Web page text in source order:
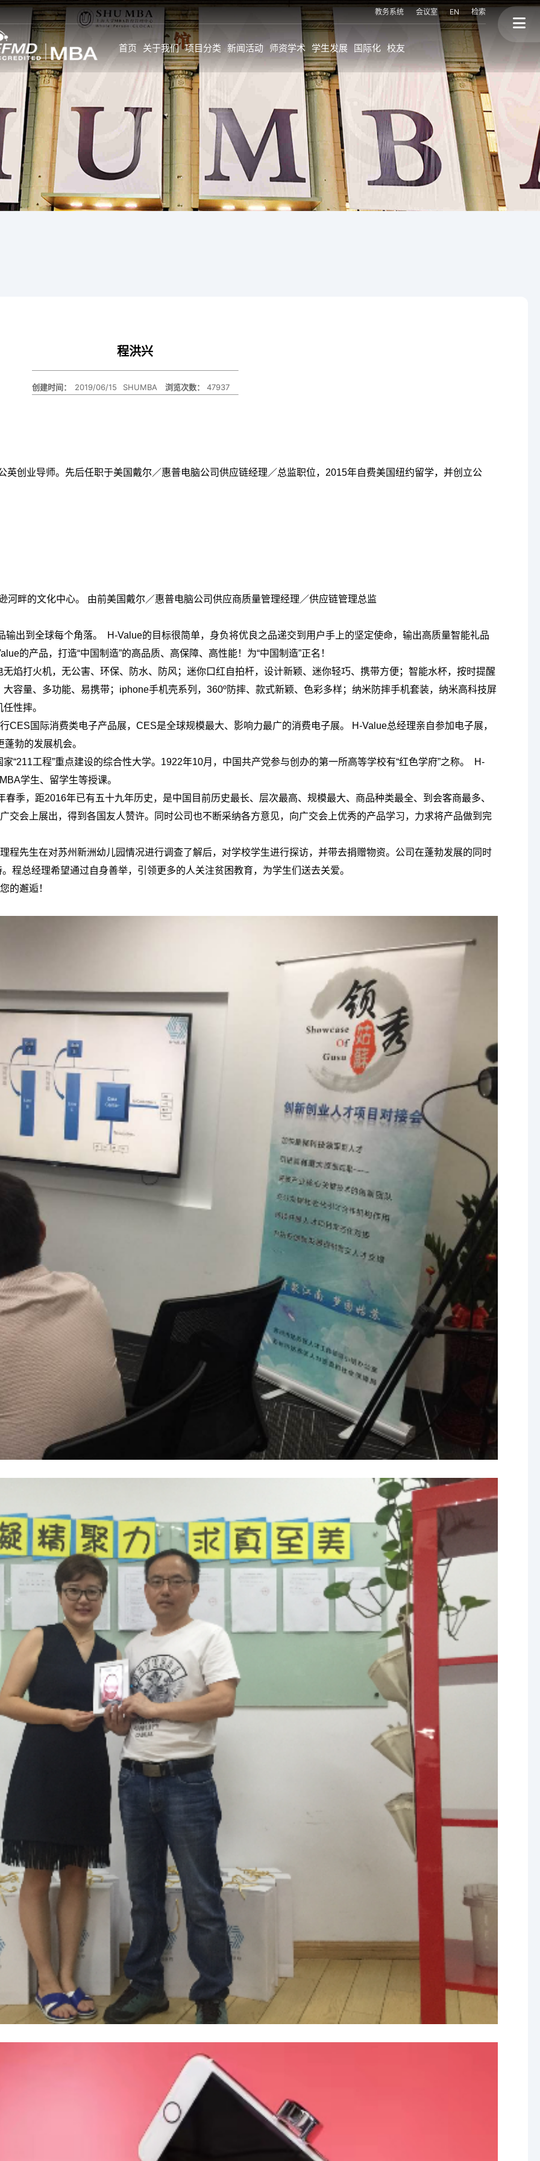
教务系统 会议室 EN 检索
首页 关于我们 项目分类 新闻活动 师资学术 学生发展 国际化 校友
SHU MBA 师资情况一
览
GL师资
校内全职师资
特约前沿师资
学生故事与感言
学生全面发展旅程
学生背景
个人发展
职业发展
上大MBA的国际化
海外持续进修学位
海外交换生项目
联盟高校海外访学
国际讲座&论坛
校友故事
终身学习
校友会与校友活动
校友背景
三个捐赠
程洪兴
创建时间： 2019/06/15 SHUMBA 浏览次数： 47937
创业导师。先后任职于美国戴尔／惠普电脑公司供应链经理／总监职位，2015年自费美国纽约留学，并创立公
河畔的文化中心。 由前美国戴尔／惠普电脑公司供应商质量管理经理／供应链管理总监
输出到全球每个角落。 H-Value的目标很简单，身负将优良之品递交到用户手上的坚定使命，输出高质量智能礼品
的产品，打造“中国制造”的高品质、高保障、高性能！为“中国制造”正名！
焰打火机，无公害、环保、防水、防风；迷你口红自拍杆，设计新颖、迷你轻巧、携带方便；智能水杯，按时提醒
容量、多功能、易携带；iphone手机壳系列，360º防摔、款式新颖、色彩多样；纳米防摔手机套装，纳米高科技屏
性摔。
CES国际消费类电子产品展，CES是全球规模最大、影响力最广的消费电子展。 H-Value总经理亲自参加电子展，
勃的发展机会。
“211工程”重点建设的综合性大学。1922年10月，中国共产党参与创办的第一所高等学校有“红色学府”之称。 H-
学生、留学生等授课。
季，距2016年已有五十九年历史，是中国目前历史最长、层次最高、规模最大、商品种类最全、到会客商最多、
交会上展出，得到各国友人赞许。同时公司也不断采纳各方意见，向广交会上优秀的产品学习，力求将产品做到完
程先生在对苏州新洲幼儿园情况进行调查了解后，对学校学生进行探访，并带去捐赠物资。公司在蓬勃发展的同时
程总经理希望通过自身善举，引领更多的人关注贫困教育，为学生们送去关爱。
的邂逅！